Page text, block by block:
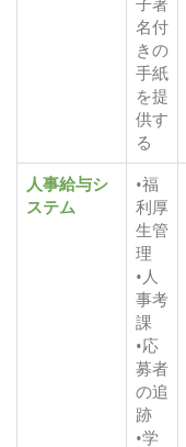
名付
きの
手紙
を提
供す
る
人事給与シ
ステム
•福
利厚
生管
理
•人
事考
課
•応
募者
の追
跡
•学